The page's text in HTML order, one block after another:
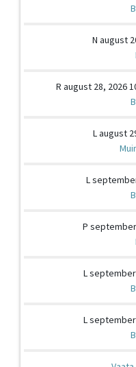
N august
R august 28, 2026
L august
L
P september
L september
L september